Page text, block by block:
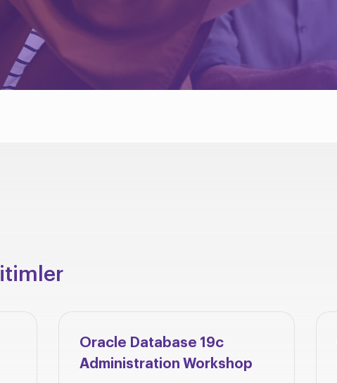
Oracle Database 19c
Administration Workshop